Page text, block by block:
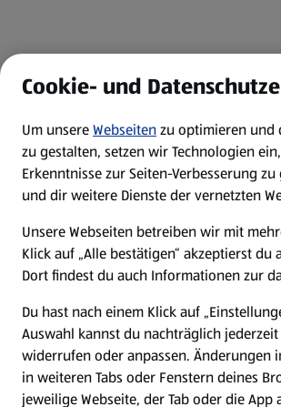
Cookie- und
Um unsereWebseitenzu optimieren und
zu gestalten, setzen wir Technologien
Erkenntnisse zur Seiten-Verbesserung
und dir weitere Dienste der vernetzten
Unsere Webseiten betreiben wir mit
Klick auf „Alle bestätigen“ akzeptierst
Dort findest du auch Informationen zur
Du hast nach einem Klick auf
Auswahl kannst du nachträglich
widerrufen oder anpassen. Änderungen
in weiteren Tabs oder Fenstern deines
jeweilige Webseite, der Tab oder die